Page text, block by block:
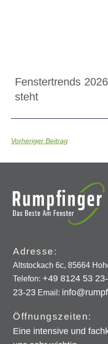
Fenstertrends
steht
Vorheriger Beitrag
Adresse:
Altstockach 6c, 85664
Telefon: +49 8124 53
23-23 Email:
Öffnungszeiten:
Eine intensive und